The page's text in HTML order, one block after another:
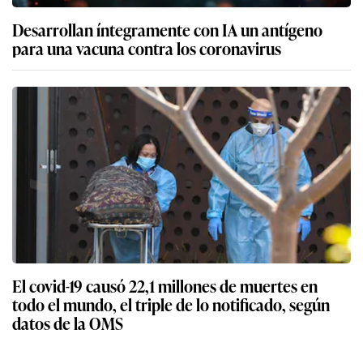
Desarrollan íntegramente con IA un antígeno
para una vacuna contra los coronavirus
El covid-19 causó 22,1 millones de muertes en
todo el mundo, el triple de lo notificado, según
datos de la OMS